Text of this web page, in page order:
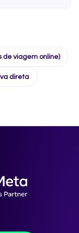
de viagem online)
direta